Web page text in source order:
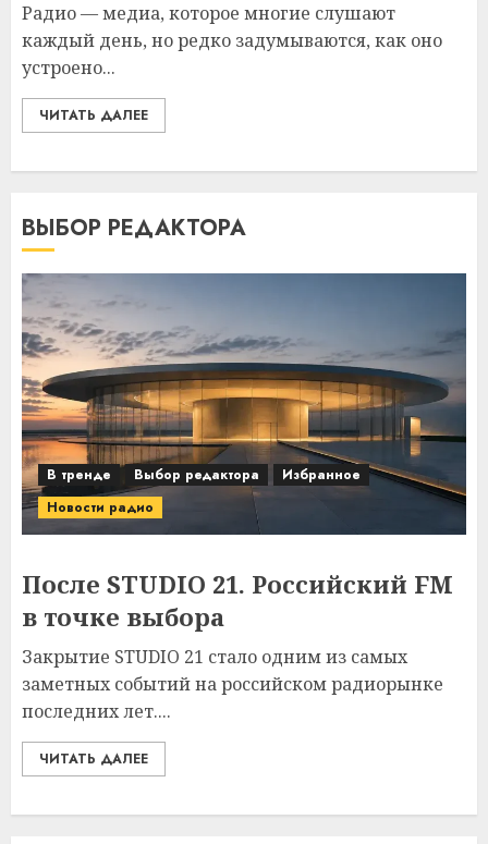
Радио — медиа, которое многие слушают
каждый день, но редко задумываются, как оно
устроено...
ЧИТАТЬ ДАЛЕЕ
ВЫБОР РЕДАКТОРА
В тренде Выбор редактора
Избранное
Новости радио
После STUDIO 21. Российский FM
в точке выбора
Закрытие STUDIO 21 стало одним из самых
заметных событий на российском радиорынке
последних лет....
ЧИТАТЬ ДАЛЕЕ